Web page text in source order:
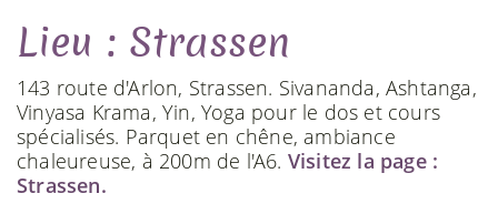
Lieu : Strassen
143 route d'Arlon, Strassen. Sivananda, Ashtanga,
Vinyasa Krama, Yin, Yoga pour le dos et cours
spécialisés. Parquet en chêne, ambiance
chaleureuse, à 200m de l'A6. Visitez la page :
Strassen.